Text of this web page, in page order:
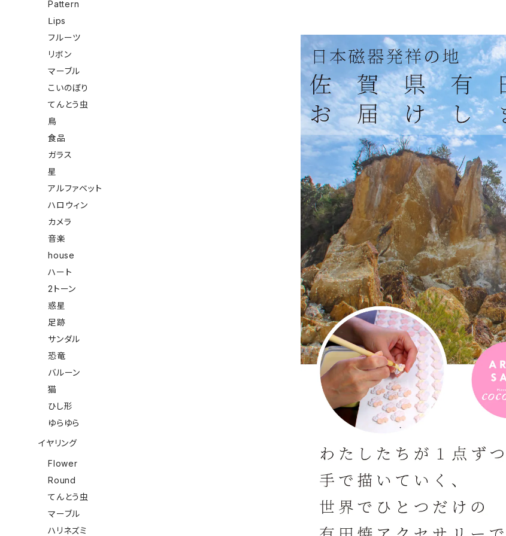
Pattern
Ⅼips
フルーツ
リボン
マーブル
こいのぼり
てんとう虫
鳥
食品
ガラス
星
アルファベット
ハロウィン
カメラ
音楽
house
ハート
2トーン
惑星
足跡
サンダル
恐竜
バルーン
猫
ひし形
ゆらゆら
イヤリング
Flower
Round
てんとう虫
マーブル
ハリネズミ